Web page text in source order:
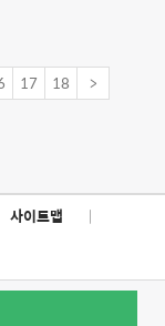
17 18 >
사이트맵
|